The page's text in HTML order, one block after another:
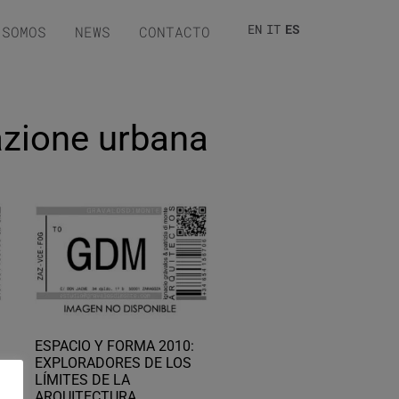
NEWS CONTACTO EN IT ES
urbana
ESPACIO Y FORMA 2010:
EXPLORADORES DE LOS
LÍMITES DE LA